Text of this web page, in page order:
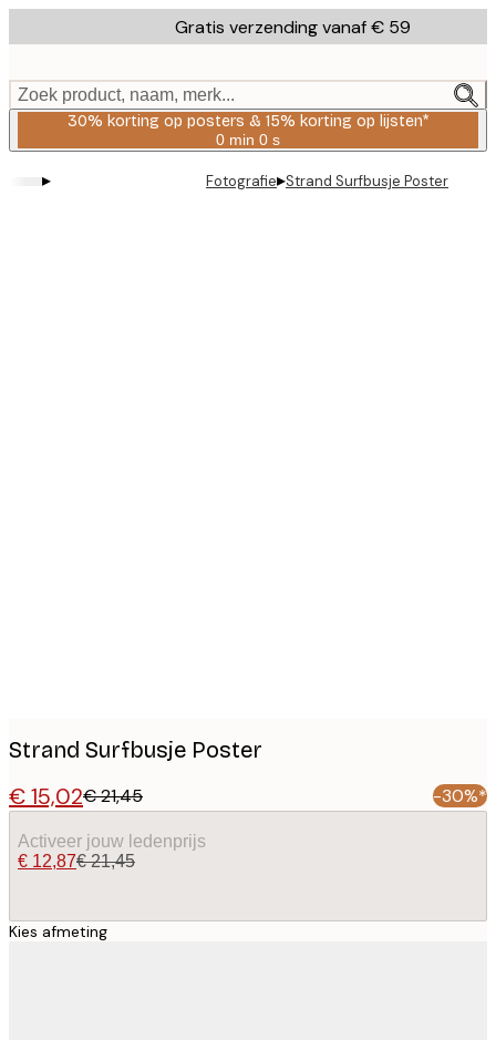
to
content.
Gratis verzending vanaf € 59
Zoek product, naam, merk...
30% korting op posters & 15% korting op lijsten*
0 min 0 s
Geldig
2026-
▸ Fotografie▸Strand Surfbusje Poster
Strand Surfbusje Poster
€ 15,02€ 21,45 -30%*
Activeer jouw ledenprijs
€ 12,87€ 21,45
Kies afmeting